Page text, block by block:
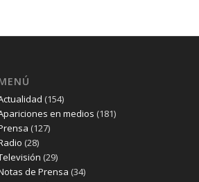
(154)
en medios (181)
(127)
(28)
(29)
de Prensa (34)